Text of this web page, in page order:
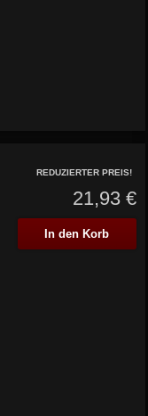
REDUZIERTER PREIS!
21,93 €
In den Korb